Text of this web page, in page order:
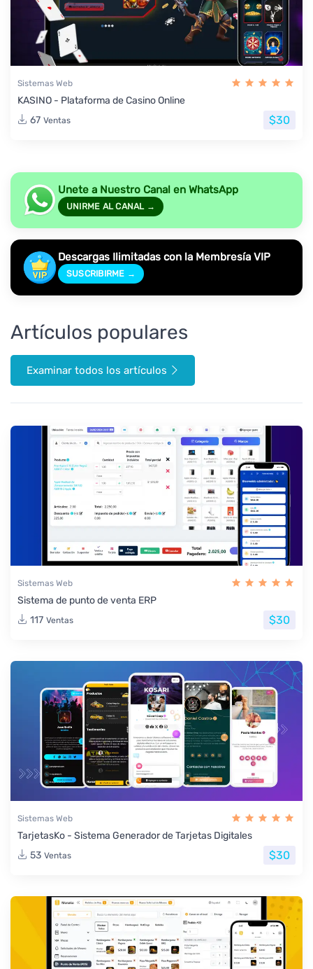
Sistemas Web
KASINO - Plataforma de Casino Online
67 Ventas $30
Unete a Nuestro Canal en WhatsApp
UNIRME AL CANAL →
Descargas Ilimitadas con la Membresía VIP
SUSCRIBIRME →
Artículos populares
Examinar todos los artículos
Sistemas Web
Sistema de punto de venta ERP
117 Ventas $30
Sistemas Web
TarjetasKo - Sistema Generador de Tarjetas Digitales
53 Ventas $30